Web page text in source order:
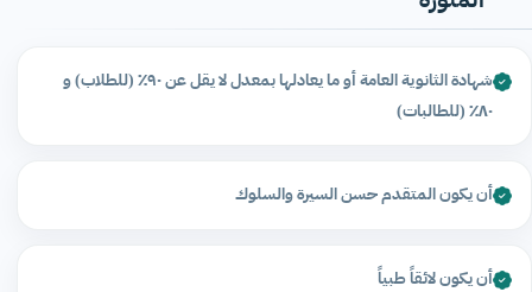
شهادة الثانوية العامة أو ما يعادلها بمعدل لا يقل عن ٩٠٪ (للطلاب) و
٨٠٪ (للطالبات)
أن يكون المتقدم حسن السيرة والسلوك
أن يكون لائقاً طبياً